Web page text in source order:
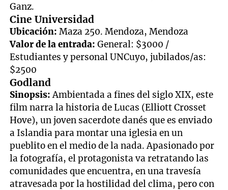
Ganz.
Cine Universidad
Ubicación: Maza 250. Mendoza, Mendoza
Valor de la entrada: General: $3000 /
Estudiantes y personal UNCuyo, jubilados/as:
$2500
Godland
Sinopsis:Ambientada a fines del siglo XIX, este
film narra la historia de Lucas (Elliott Crosset
Hove), un joven sacerdote danés que es enviado
a Islandia para montar una iglesia en un
pueblito en el medio de la nada. Apasionado por
la fotografía, el protagonista va retratando las
comunidades que encuentra, en una travesía
atravesada por la hostilidad del clima, pero con